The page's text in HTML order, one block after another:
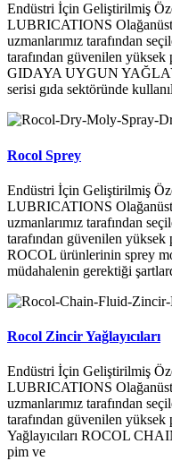
Endüstri İçin Geliştirilmiş
LUBRICATIONS
uzmanlarımız tarafından
tarafından güvenilen
GIDAYA UYGUN
serisi gıda sektöründe
Rocol Sprey
Endüstri İçin Geliştirilmiş
LUBRICATIONS
uzmanlarımız tarafından
tarafından güvenilen
ROCOL ürünlerinin sprey
müdahalenin gerektiği
Rocol Zincir Yağlayıcıları
Endüstri İçin Geliştirilmiş
LUBRICATIONS
uzmanlarımız tarafından
tarafından güvenilen
Yağlayıcıları ROCOL
pim ve